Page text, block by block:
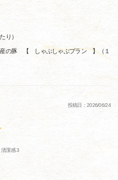
り）
の豚 【 しゃぶしゃぶプラン 】（１
投稿日：2026/06/24
清潔感 3